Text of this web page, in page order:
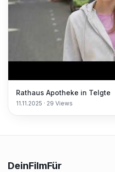
Rathaus Apotheke in Telgte
11.11.2025 · 29 Views
DeinFilmFür